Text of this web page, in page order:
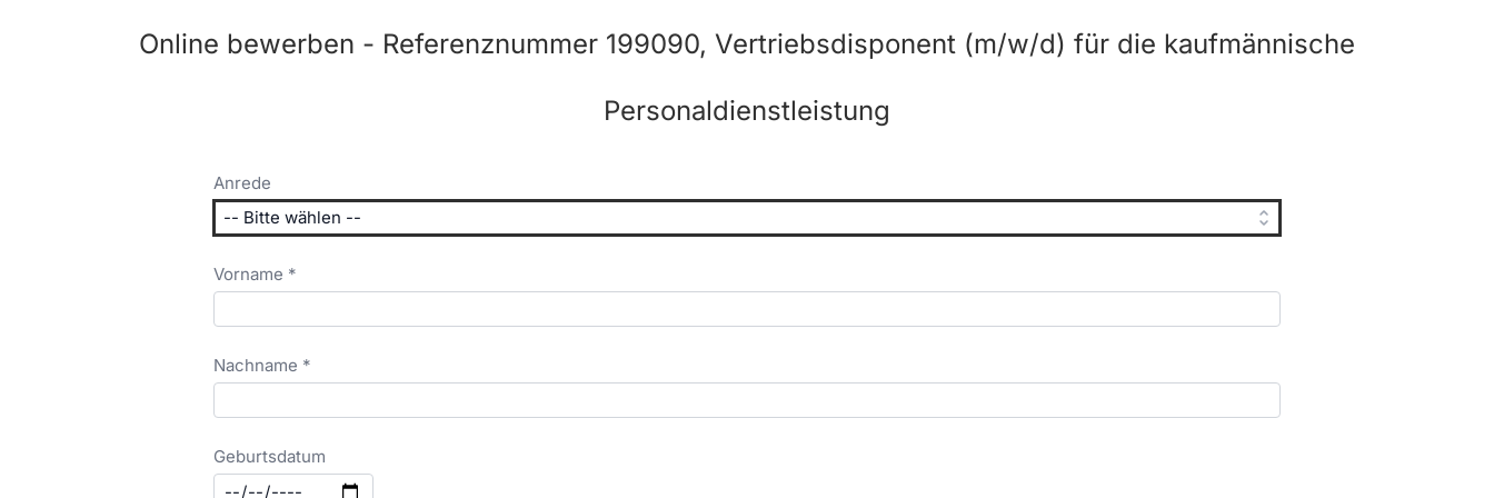
Online bewerben - Referenznummer 199090, Vertriebsdisponent (m/w/d) für die kaufmännische
Personaldienstleistung
Anrede
Vorname *
Nachname *
Geburtsdatum